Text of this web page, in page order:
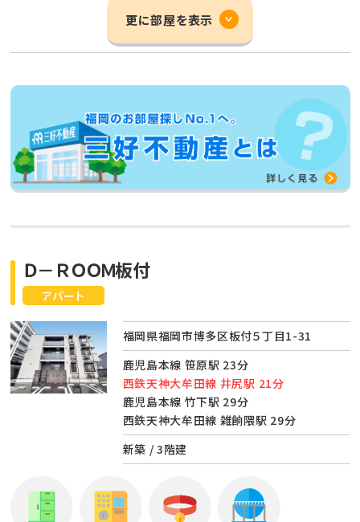
更に部屋を表示
アパート
Ｄ－ＲＯＯＭ板付
福岡県福岡市博多区板付５丁目1-31
鹿児島本線 笹原駅 23分
西鉄天神大牟田線 井尻駅 21分
鹿児島本線 竹下駅 29分
西鉄天神大牟田線 雑餉隈駅 29分
新築 / 3階建